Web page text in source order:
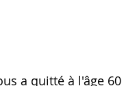
a quitté à l'âge 60